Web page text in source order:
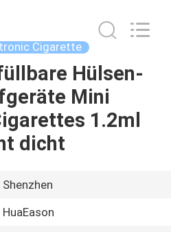
Cigarette
Hülsen-
Mini
1.2ml
dicht
Shenzhen
HuaEason